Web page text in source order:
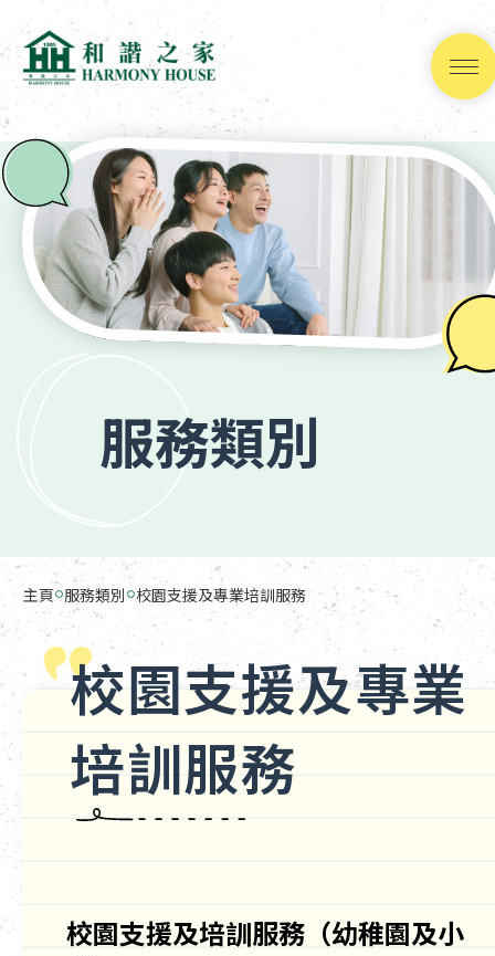
跳
到
內
容
(按
輸
入
鍵)
服務類別
主頁 服務類別 校園支援及專業培訓服務
校園支援及專業
培訓服務
校園支援及培訓服務（幼稚園及小